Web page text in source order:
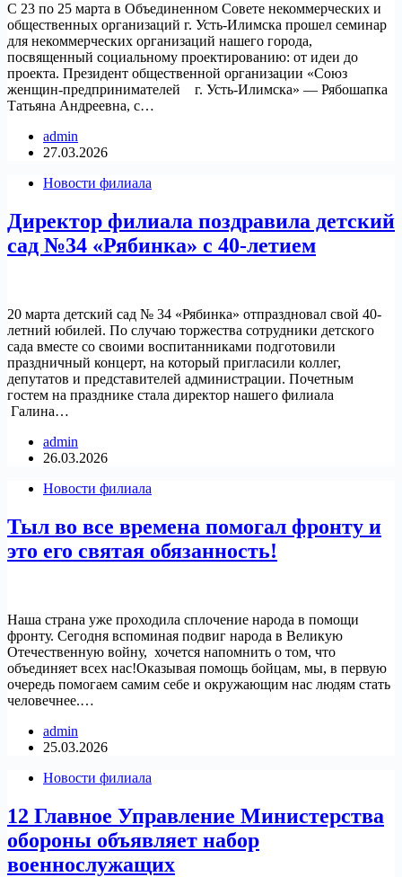
С 23 по 25 марта в Объединенном Совете некоммерческих и
общественных организаций г. Усть-Илимска прошел семинар
для некоммерческих организаций нашего города,
посвященный социальному проектированию: от идеи до
проекта. Президент общественной организации «Союз
женщин-предпринимателей г. Усть-Илимска» — Рябошапка
Татьяна Андреевна, с…
admin
27.03.2026
Новости филиала
Директор филиала поздравила детский
сад №34 «Рябинка» с 40-летием
20 марта детский сад № 34 «Рябинка» отпраздновал свой 40-
летний юбилей. По случаю торжества сотрудники детского
сада вместе со своими воспитанниками подготовили
праздничный концерт, на который пригласили коллег,
депутатов и представителей администрации. Почетным
гостем на празднике стала директор нашего филиала
Галина…
admin
26.03.2026
Новости филиала
Тыл во все времена помогал фронту и
это его святая обязанность!
Наша страна уже проходила сплочение народа в помощи
фронту. Сегодня вспоминая подвиг народа в Великую
Отечественную войну, хочется напомнить о том, что
объединяет всех нас!Оказывая помощь бойцам, мы, в первую
очередь помогаем самим себе и окружающим нас людям стать
человечнее.…
admin
25.03.2026
Новости филиала
12 Главное Управление Министерства
обороны объявляет набор
военнослужащих